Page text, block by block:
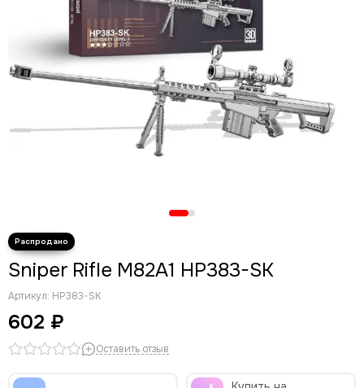
Sniper Rifle M82A1 HP383-SK
Артикул: HP383-SK
602 ₽
Оставить отзыв